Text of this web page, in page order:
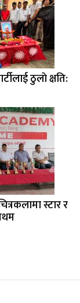
ठुलाे क्षति:
स्टार र